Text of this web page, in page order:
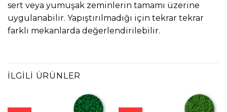
sert veya yumuşak zeminlerin tamamı üzerine
uygulanabilir. Yapıştırılmadığı için tekrar tekrar
farklı mekanlarda değerlendirilebilir.
İLGILI ÜRÜNLER